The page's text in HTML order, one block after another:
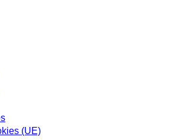
à notre newsletter
(UE)